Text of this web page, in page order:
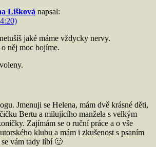
Lišková napsal:
jaké máme vždycky nervy.
o něj moc bojíme.
Jmenuji se Helena, mám dvě krásné děti,
Bertu a milujícího manžela s velkým
Zajímám se o ruční práce a o vše
klubu a mám i zkušenost s psaním
vám tady líbí 🙂